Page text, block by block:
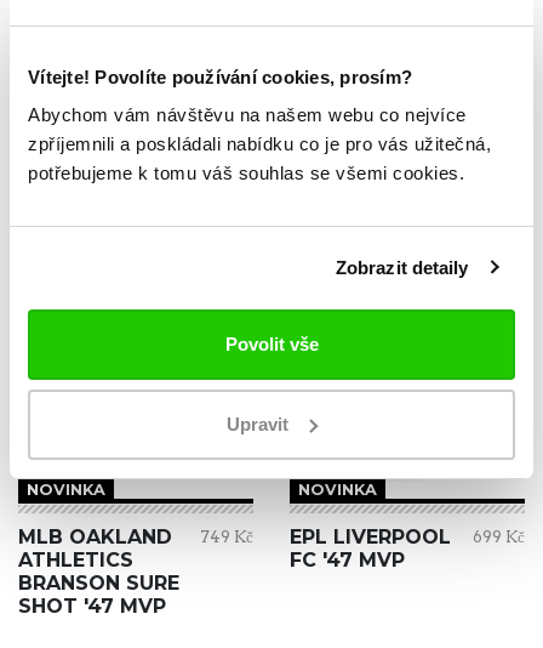
Vítejte! Povolíte používání cookies, prosím?
Abychom vám návštěvu na našem webu co nejvíce
zpříjemnili a poskládali nabídku co je pro vás užitečná,
potřebujeme k tomu váš souhlas se všemi cookies.
Zobrazit detaily
Povolit vše
Upravit
TABULKA VELIKOSTÍ
ZKOUKNI TAKÉ TYTO.
NOVINKA
MLB OAKLAND
ATHLETICS
BRANSON SURE
SHOT '47 MVP
749 Kč
NOVINKA
EPL LIVERPOOL
FC '47 MVP
699 Kč